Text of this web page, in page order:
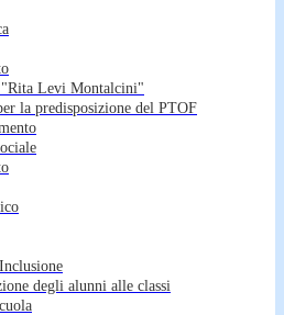
Levi Montalcini"
la predisposizione del PTOF
degli alunni alle classi